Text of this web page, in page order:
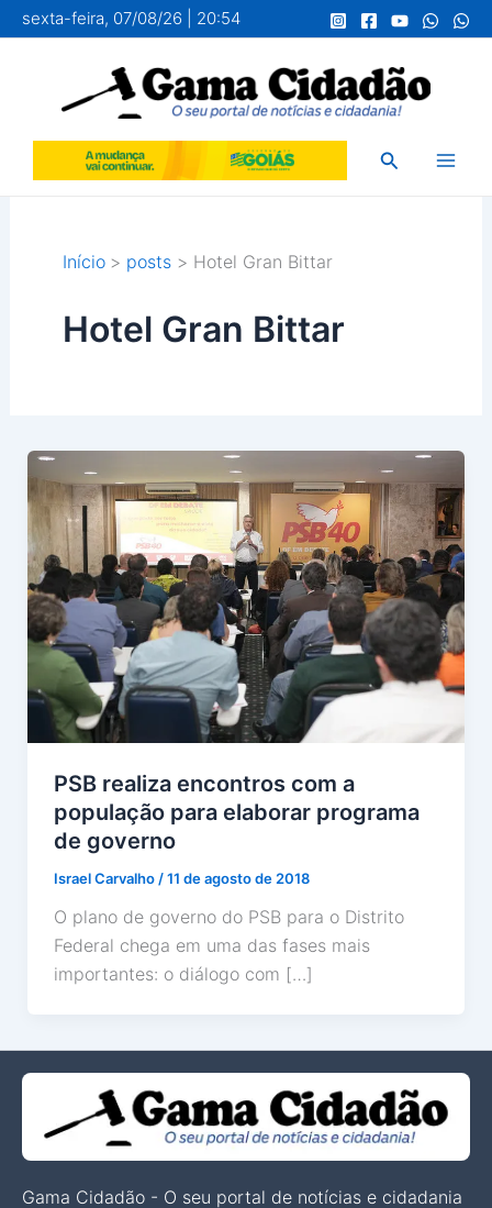
para
conteúdo
sexta-feira, 07/08/26 | 20:54
Pesquisar
Início posts Hotel Gran Bittar
Hotel Gran Bittar
PSB realiza encontros com a
população para elaborar programa
de governo
Israel Carvalho /11 de agosto de 2018
O plano de governo do PSB para o Distrito
Federal chega em uma das fases mais
importantes: o diálogo com […]
Gama Cidadão - O seu portal de notícias e cidadania